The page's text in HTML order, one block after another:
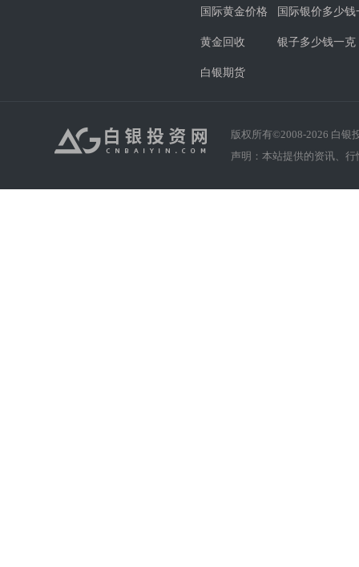
国际黄金价格 国际银价多少钱
黄金回收 银子多少钱一克
白银期货
版权所有©2008-2026 白银
声明：本站提供的资讯、